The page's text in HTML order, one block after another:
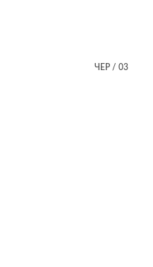
ЧЕР/ 03